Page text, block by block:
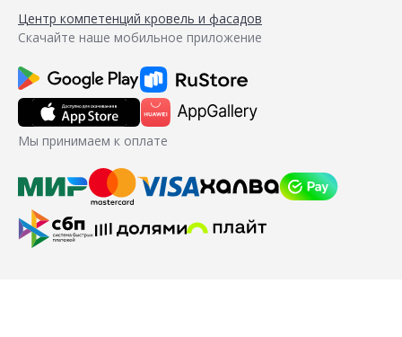
Центр компетенций кровель и фасадов
Скачайте наше мобильное приложение
Мы принимаем к оплате